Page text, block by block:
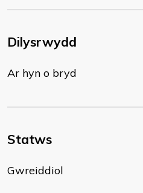
Dilysrwydd
Ar hyn o bryd
Statws
Gwreiddiol